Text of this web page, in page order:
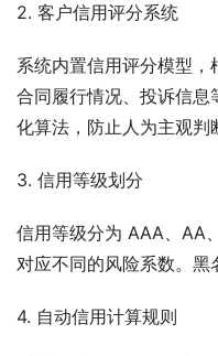
2. 客户信用评分系统
系统内置信用评分模型，
合同履行情况、投诉信
化算法，防止人为主观判
3. 信用等级划分
信用等级分为 AAA、AA
对应不同的风险系数。黑
4. 自动信用计算规则